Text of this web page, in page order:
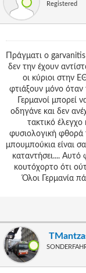
Registered
Πράγματι ο
δεν την έχουν
οι κύριοι στην
φτιάξουν μόνο όταν
Γερμανοί μπορεί
οδηγάνε και δεν
τακτικό
φυσιολογική φθορά
μπουμπούκια είναι
καταντήσει.... Αυτό
κουτόχορτο ότι
Όλοι Γερμανία